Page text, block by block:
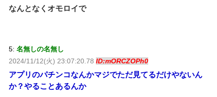
なんとなくオモロイで
5: 名無しの名無し
2024/11/12(火) 23:07:20.78 ID:mORCZOPh0
アプリのパチンコなんかマジでただ見てるだけやないん
か？やることあるんか